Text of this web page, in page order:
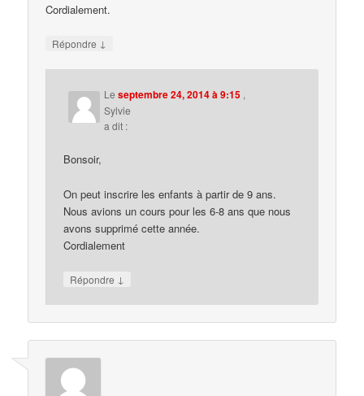
Cordialement.
Répondre ↓
Leseptembre 24, 2014 à 9:15 ,
Sylvie
a dit :
Bonsoir,
On peut inscrire les enfants à partir de 9 ans.
Nous avions un cours pour les 6-8 ans que nous
avons supprimé cette année.
Cordialement
Répondre ↓